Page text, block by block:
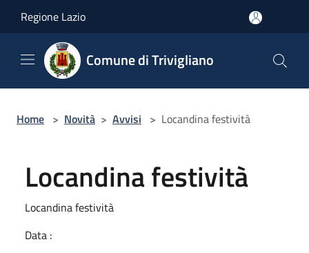
Regione Lazio
Comune di Trivigliano
Home > Novità > Avvisi > Locandina festività
Locandina festività
Locandina festività
Data :